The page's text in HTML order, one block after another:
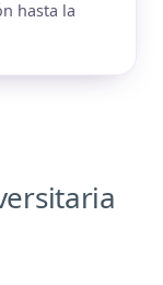
hasta la